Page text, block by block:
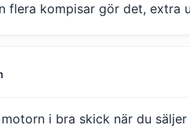
flera kompisar gör det, extra
i bra skick när du